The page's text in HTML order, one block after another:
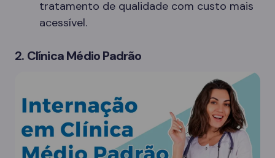
tratamento de qualidade com custo mais
acessível.
2. Clínica Médio Padrão